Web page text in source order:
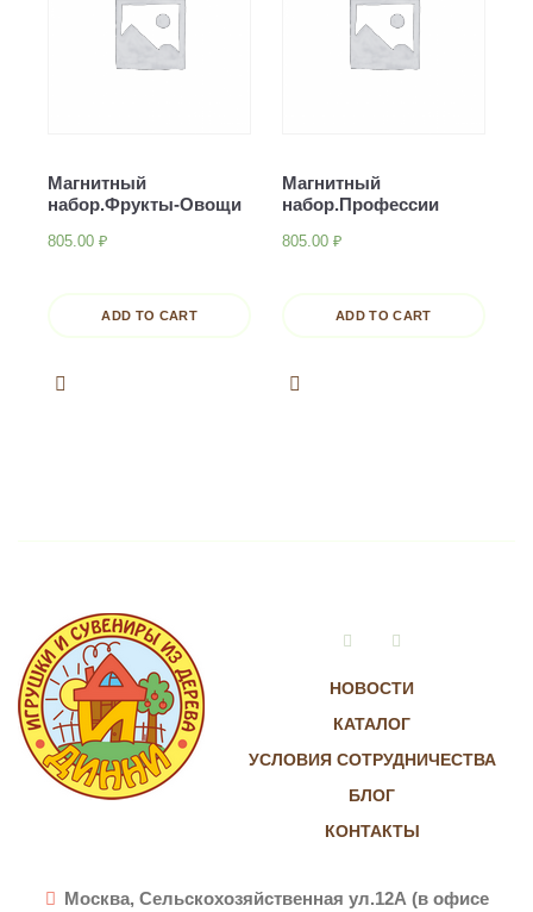
Магнитный
набор.Фрукты-Овощи
805.00 ₽
ADD TO CART
Магнитный
набор.Профессии
805.00 ₽
ADD TO CART
НОВОСТИ
КАТАЛОГ
УСЛОВИЯ СОТРУДНИЧЕСТВА
БЛОГ
КОНТАКТЫ
VkontakteInstagram
Москва, Сельскохозяйственная ул.12А (в офисе